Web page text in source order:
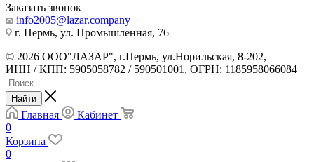
Заказать звонок
info2005@lazar.company
г. Пермь, ул. Промышленная, 76
© 2026 ООО"ЛАЗАР", г.Пермь, ул.Норильская, 8-202,
ИНН / КПП: 5905058782 / 590501001, ОГРН: 1185958066084
Найти
Главная
Кабинет
0
Корзина
0